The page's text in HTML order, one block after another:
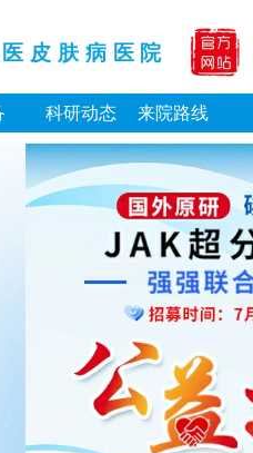
皮肤病医院
科研动态 来院路线